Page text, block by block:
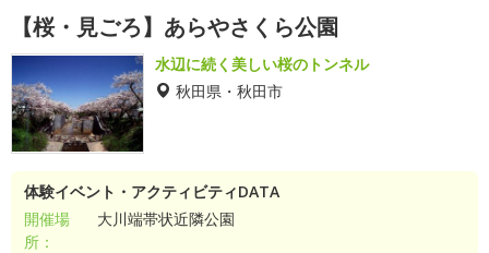
【桜・見ごろ】あらやさくら公園
水辺に続く美しい桜のトンネル
秋田県・秋田市
体験イベント・アクティビティDATA
開催場
所：
大川端帯状近隣公園